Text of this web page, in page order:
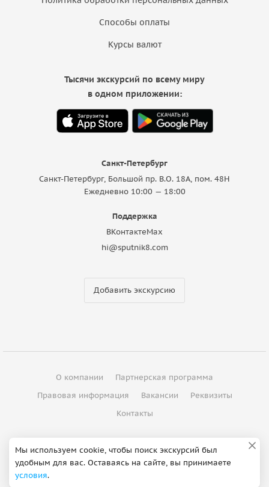
Способы оплаты
Курсы валют
Санкт-Петербург
Санкт-Петербург, Большой пр. В.О. 18A, пом. 48Н
Ежедневно 10:00 — 18:00
Поддержка
ВКонтактеMax
hi@sputnik8.com
Добавить экскурсию
Тысячи экскурсий по всему миру
в одном приложении:
О компании
Партнерская программа
Правовая информация
Вакансии
Реквизиты
Контакты
© 2012 - 2026 ООО "Спутник"
Сделано в Петербурге
Мы используем cookie, чтобы поиск экскурсий был
удобным для вас. Оставаясь на сайте, вы принимаете
условия.